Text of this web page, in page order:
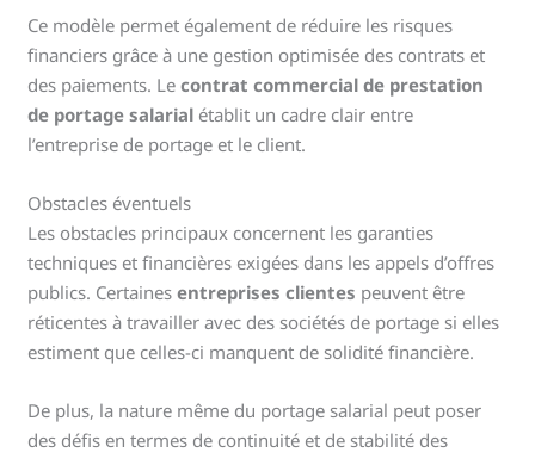
Ce modèle permet également de réduire les risques
financiers grâce à une gestion optimisée des contrats et
des paiements. Lecontrat commercial de prestation
de portage salarial établit un cadre clair entre
l’entreprise de portage et le client.
Obstacles éventuels
Les obstacles principaux concernent les garanties
techniques et financières exigées dans les appels d’offres
publics. Certainesentreprises clientes peuvent être
réticentes à travailler avec des sociétés de portage si elles
estiment que celles-ci manquent de solidité financière.
De plus, la nature même du portage salarial peut poser
des défis en termes de continuité et de stabilité des